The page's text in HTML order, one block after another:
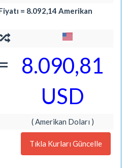
= 8.092,14 Amerikan
8.090,81
USD
( Amerikan Doları )
Tıkla Kurları Güncelle